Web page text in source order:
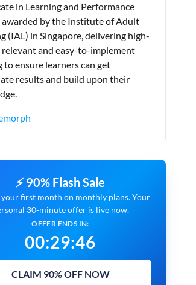
in Learning and Performance
awarded by the Institute of Adult
(IAL) in Singapore, delivering high-
and easy-to-implement
to ensure learners can get
results and build upon their
⚡ 90% Flash Sale
your first month on monthly plans. Your
30-minute offer is live now.
OFFER ENDS IN:
00:29:45
CLAIM 90% OFF NOW